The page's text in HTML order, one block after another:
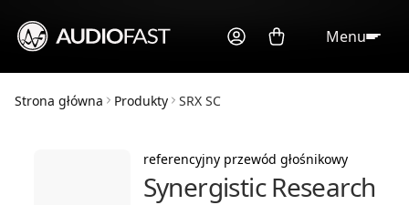
Menu
Strona główna Produkty SRX SC
referencyjny przewód głośnikowy
Synergistic Research